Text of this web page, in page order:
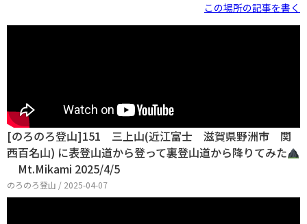
この場所の記事を書く
[のろのろ登山]151 三上山(近江富士 滋賀県野洲市 関
西百名山) に表登山道から登って裏登山道から降りてみた
Mt.Mikami 2025/4/5
のろのろ登山 / 2025-04-07